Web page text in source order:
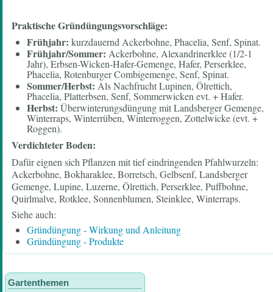
Praktische Gründüngungsvorschläge:
Frühjahr: kurzdauernd Ackerbohne, Phacelia, Senf, Spinat.
Frühjahr/Sommer: Ackerbohne, Alexandrinerklee (1/2-1
Jahr), Erbsen-Wicken-Hafer-Gemenge, Hafer, Perserklee,
Phacelia, Rotenburger Combigemenge, Senf, Spinat.
Sommer/Herbst: Als Nachfrucht Lupinen, Ölrettich,
Phacelia, Platterbsen, Senf, Sommerwicken evt. + Hafer.
Herbst: Überwinterungsdüngung mit Landsberger Gemenge,
Winterraps, Winterrüben, Winterroggen, Zottelwicke (evt. +
Roggen).
Verdichteter Boden:
Dafür eignen sich Pflanzen mit tief eindringenden Pfahlwurzeln:
Ackerbohne, Bokharaklee, Borretsch, Gelbsenf, Landsberger
Gemenge, Lupine, Luzerne, Ölrettich, Perserklee, Puffbohne,
Quirlmalve, Rotklee, Sonnenblumen, Steinklee, Winterraps.
Siehe auch:
Gründüngung - Wirkung und Anleitung
Gründüngung - Produkte
Gartenthemen